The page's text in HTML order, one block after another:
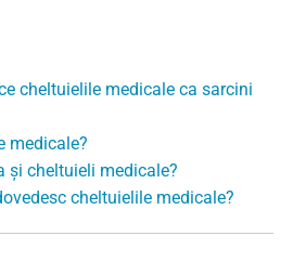
cheltuielile medicale ca sarcini
medicale?
și cheltuieli medicale?
cheltuielile medicale?